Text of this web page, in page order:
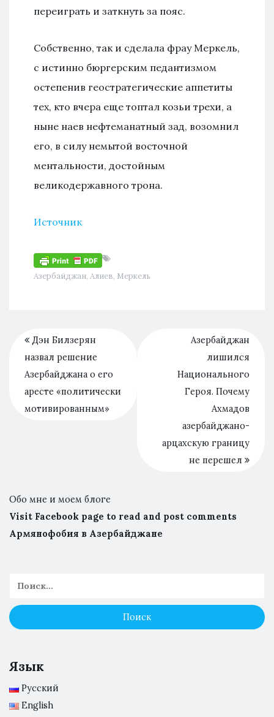
переиграть и заткнуть за пояс.
Собственно, так и сделала фрау Меркель,
с истинно бюргерским педантизмом
остепенив геостратегические аппетиты
тех, кто вчера еще топтал козьи трехи, а
ныне наев нефтеманатный зад, возомнил
его, в силу немытой восточной
ментальности, достойным
великодержавного трона.
Источник
Азербайджан, Алиев, Меркель
Дэн Билзерян
назвал решение
Азербайджана о его
аресте «политически
мотивированным»
Азербайджан
лишился
Национального
Героя. Почему
Ахмадов
азербайджано-
арцахскую границу
не перешел
Обо мне и моем блоге
Visit Facebook page to read and post comments
Армянофобия в Азербайджане
Язык
Русский
English